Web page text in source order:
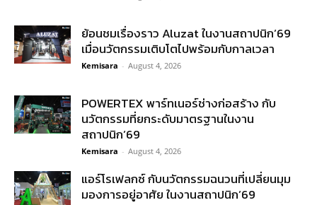
ย้อนชมเรื่องราว Aluzat ในงานสถาปนิก’69
เมื่อนวัตกรรมเติบโตไปพร้อมกับกาลเวลา
Kemisara - August 4, 2026
POWERTEX พาร์ทเนอร์ช่างก่อสร้าง กับ
นวัตกรรมที่ยกระดับมาตรฐานในงาน
สถาปนิก’69
Kemisara - August 4, 2026
แอร์โรเฟลกซ์ กับนวัตกรรมฉนวนที่เปลี่ยนมุม
มองการอยู่อาศัย ในงานสถาปนิก’69